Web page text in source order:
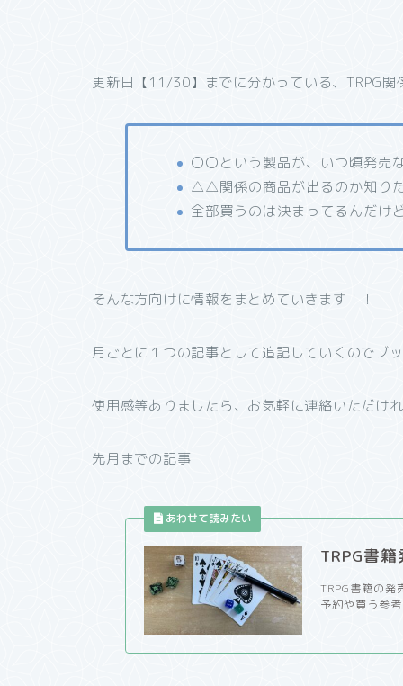
更新日【11/30】までに分かっている、TRPG
〇〇という製品が、いつ頃発売
△△関係の商品が出るのか知り
全部買うのは決まってるんだけ
そんな方向けに情報をまとめていきます！！
月ごとに１つの記事として追記していくのでブ
使用感等ありましたら、お気軽に連絡いただけ
先月までの記事
TRPG書
TRPG書籍の
予約や買う参